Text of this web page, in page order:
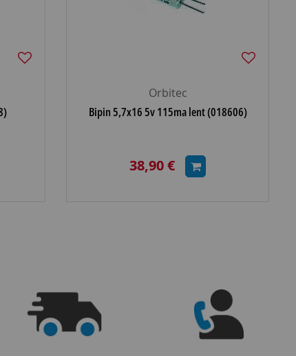
Orbitec
Bipin 5,7x16 5v 115ma lent (018606)
38,90 €